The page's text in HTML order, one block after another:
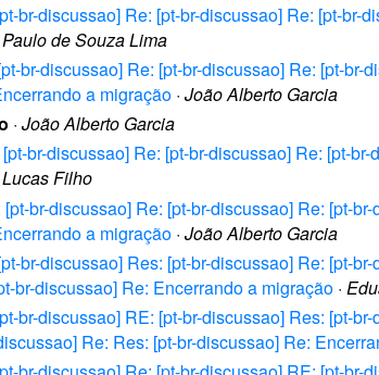
br-discussao] Re: [pt-br-discussao] Re: [pt-br-
Paulo de Souza Lima
br-discussao] Re: [pt-br-discussao] Re: [pt-br-
a migração · João Alberto Garcia
· João Alberto Garcia
br-discussao] Re: [pt-br-discussao] Re: [pt-
Lucas Filho
br-discussao] Re: [pt-br-discussao] Re: [pt-
a migração · João Alberto Garcia
br-discussao] Res: [pt-br-discussao] Re: [pt-
br-discussao] Re: Encerrando a migração ·
br-discussao] RE: [pt-br-discussao] Res: [pt-
Re: Res: [pt-br-discussao] Re: